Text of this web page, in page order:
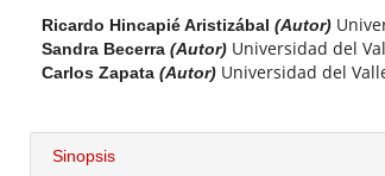
Ricardo Hincapié Aristizábal (Autor)
Sandra Becerra (Autor) Universidad del
Carlos Zapata (Autor) Universidad del
Sinopsis